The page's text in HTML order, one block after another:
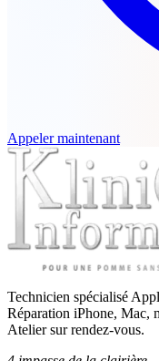
Appeler maintenant
Technicien spécialisé
Réparation iPhone, Mac,
Atelier sur rendez-vous.